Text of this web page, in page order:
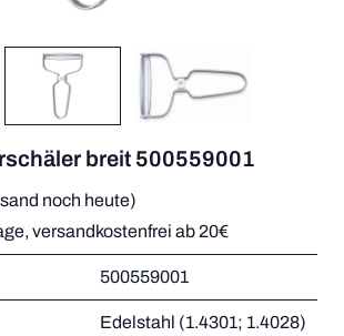
breit 500559001
noch heute)
versandkostenfrei ab 20€
500559001
Edelstahl (1.4301; 1.4028)